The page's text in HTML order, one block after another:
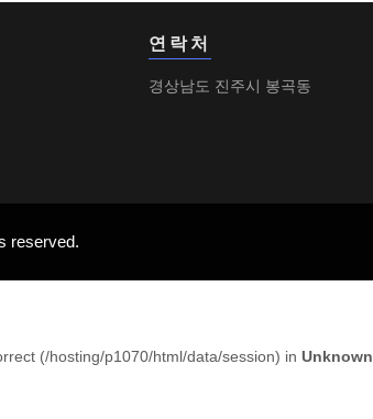
연락처
경상남도 진주시 봉곡동
reserved.
(/hosting/p1070/html/data/session) in Unknown